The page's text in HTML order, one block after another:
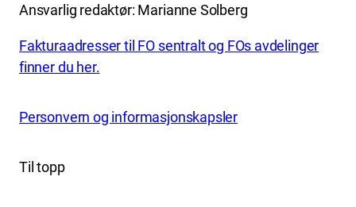
Ansvarlig redaktør: Marianne Solberg
Fakturaadresser til FO sentralt og FOs avdelinger
finner du her.
Personvern og informasjonskapsler
Til topp